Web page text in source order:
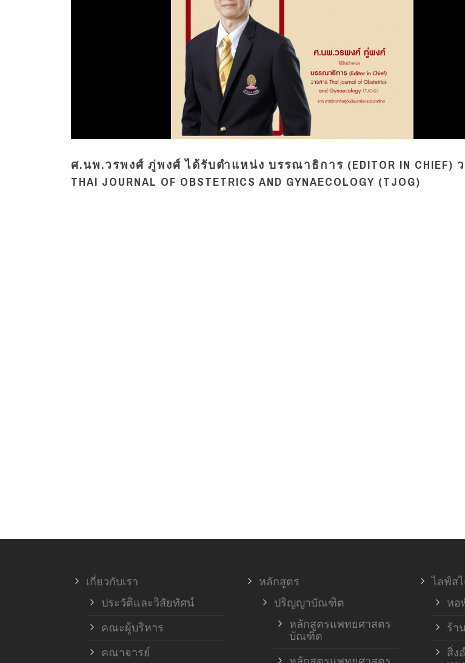
ศ.นพ.วรพงศ์ ภู่พงศ์ ได้รับตำแหน่ง บรรณาธิการ (EDITOR IN CHIEF)
THAI JOURNAL OF OBSTETRICS AND GYNAECOLOGY (TJOG)
เกี่ยวกับเรา
ประวัติและวิสัยทัศน์
คณะผู้บริหาร
คณาจารย์
หลักสูตร
ปริญญาบัณฑิต
หลักสูตรแพทยศาสตร
บัณฑิต
ไลฟ์ส
หอ
ร้า
สิ่ง